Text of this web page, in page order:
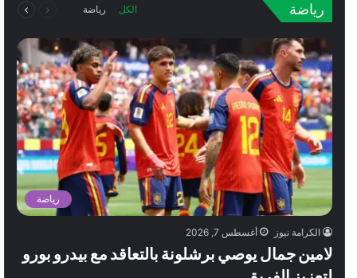
رياضة الكل رياضة الصفحةالصفحة
رياضة
الكرامة نيوز أغسطس 7, 2026
لامين جمال يوصي برشلونة بالتعاقد مع بيدرو بورو